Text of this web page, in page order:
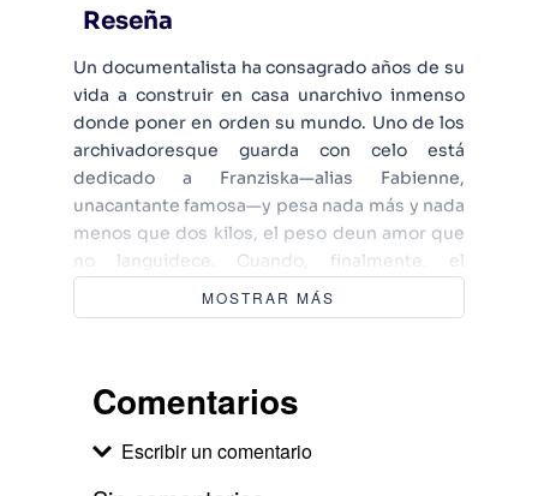
Reseña
Un documentalista ha consagrado años de su
vida a construir en casa unarchivo inmenso
donde poner en orden su mundo. Uno de los
archivadoresque guarda con celo está
dedicado a Franziska—alias Fabienne,
unacantante famosa—y pesa nada más y nada
menos que dos kilos, el peso deun amor que
no languidece. Cuando, finalmente, el
narrador se decide aretomar el contacto con
ella, tras décadas distanciados, pone en
¿podráconservar intacto el amor que siente
tiempo como los expedientes del archivo?
MOSTRAR MÁS
Comentarios
Escribir un comentario